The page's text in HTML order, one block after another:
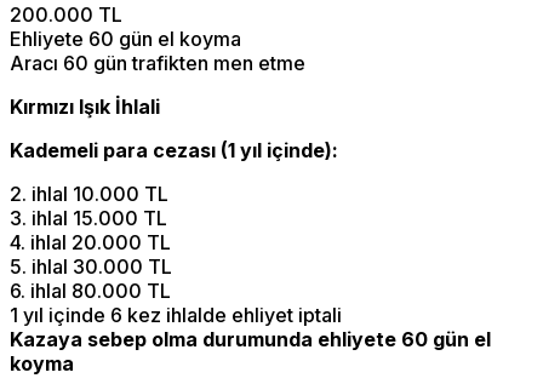
200.000 TL
Ehliyete 60 gün el koyma
Aracı 60 gün trafikten men etme
Kırmızı Işık İhlali
Kademeli para cezası (1 yıl içinde):
2. ihlal 10.000 TL
3. ihlal 15.000 TL
4. ihlal 20.000 TL
5. ihlal 30.000 TL
6. ihlal 80.000 TL
1 yıl içinde 6 kez ihlalde ehliyet iptali
Kazaya sebep olma durumunda ehliyete 60 gün el
koyma